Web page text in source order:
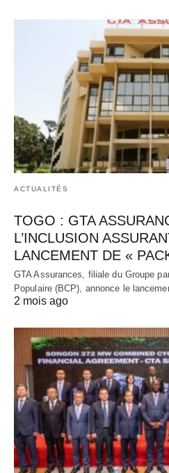
ACTUALITÉS
TOGO : GTA
L’INCLUSION
LANCEMENT DE «
GTA Assurances, filiale du Groupe
Populaire (BCP), annonce le
2 mois ago